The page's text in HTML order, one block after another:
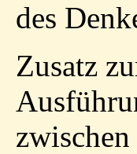
des
Zusatz